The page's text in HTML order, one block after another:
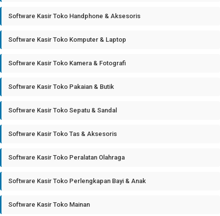
Software Kasir Toko Handphone & Aksesoris
Software Kasir Toko Komputer & Laptop
Software Kasir Toko Kamera & Fotografi
Software Kasir Toko Pakaian & Butik
Software Kasir Toko Sepatu & Sandal
Software Kasir Toko Tas & Aksesoris
Software Kasir Toko Peralatan Olahraga
Software Kasir Toko Perlengkapan Bayi & Anak
Software Kasir Toko Mainan